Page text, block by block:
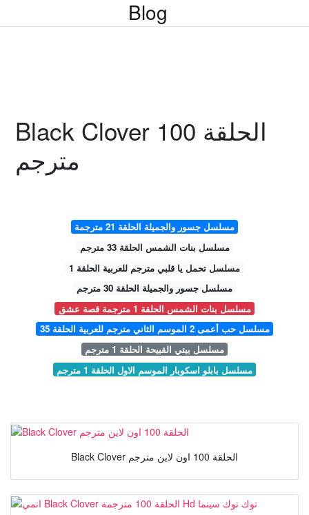
Blog
Black Clover الحلقة 100
مترجم
مسلسل جسور والجميلة الحلقة 21 مترجمة
مسلسل بنات الشمس الحلقة 33 مترجم
مسلسل تحمل يا قلبي مترجم للعربية الحلقة 1
مسلسل جسور والجميلة الحلقة 30 مترجم
مسلسل بنات الشمس الحلقة 1 مترجمة قصة عشق
مسلسل حب أعمى 2 الموسم الثاني مترجم للعربية الحلقة 35
مسلسل بيتي القبيحة الحلقة 1 مترجم
مسلسل بابلو اسكوبار الموسم الاول الحلقة 1 مترجم
Black Clover الحلقة 100 اون لاين مترجم